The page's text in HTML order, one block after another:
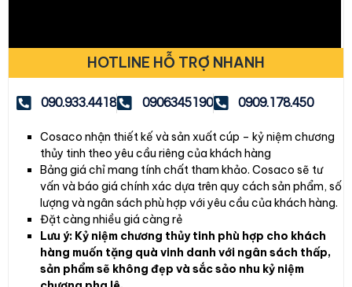
HOTLINE HỖ TRỢ NHANH
090.933.4418 0906345190 0909.178.450
Cosaco nhận thiết kế và sản xuất cúp – kỷ niệm chương
thủy tinh theo yêu cầu riêng của khách hàng
Bảng giá chỉ mang tính chất tham khảo. Cosaco sẽ tư
vấn và báo giá chính xác dựa trên quy cách sản phẩm, số
lượng và ngân sách phù hợp với yêu cầu của khách hàng.
Đặt càng nhiều giá càng rẻ
Lưu ý: Kỷ niệm chương thủy tinh phù hợp cho khách
hàng muốn tặng quà vinh danh với ngân sách thấp,
sản phẩm sẽ không đẹp và sắc sảo nhu kỷ niệm